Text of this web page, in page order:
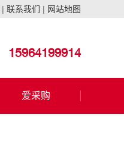
| 联系我们 | 网站地图
15964199914
爱采购